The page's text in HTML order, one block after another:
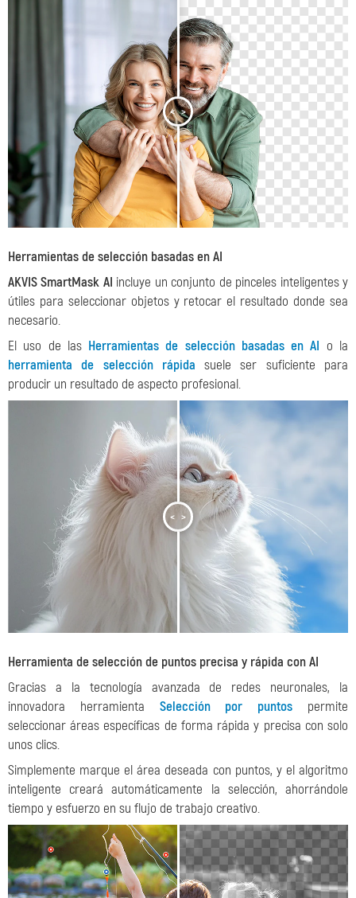
< >
Herramientas de selección basadas en AI
AKVIS SmartMask AI incluye un conjunto de pinceles inteligentes y
útiles para seleccionar objetos y retocar el resultado donde sea
necesario.
El uso de las Herramientas de selección basadas en AI o la
herramienta de selección rápida suele ser suficiente para
producir un resultado de aspecto profesional.
< >
Herramienta de selección de puntos precisa y rápida con AI
Gracias a la tecnología avanzada de redes neuronales, la
innovadora herramienta Selección por puntos permite
seleccionar áreas específicas de forma rápida y precisa con solo
unos clics.
Simplemente marque el área deseada con puntos, y el algoritmo
inteligente creará automáticamente la selección, ahorrándole
tiempo y esfuerzo en su flujo de trabajo creativo.